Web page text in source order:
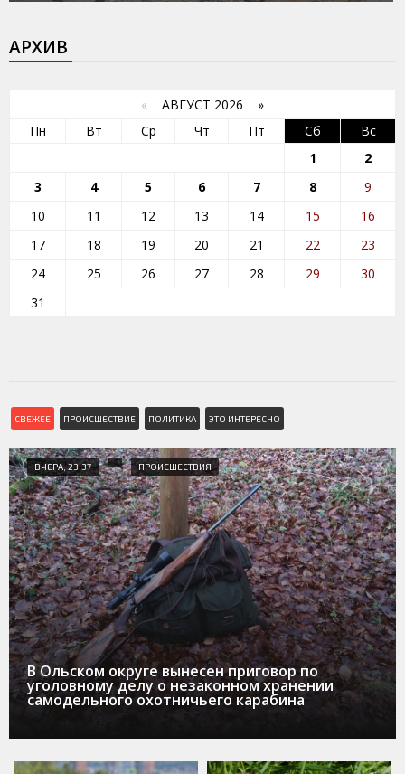
АРХИВ
« АВГУСТ 2026 »
Пн
Вт Ср Чт Пт Сб
Вс
1
2
3
4 5 6 7 8
9
10
11 12 13 14 15
16
17
18 19 20 21 22
23
24
25 26 27 28 29
30
31
СВЕЖЕЕ ПРОИСШЕСТВИЕ ПОЛИТИКА ЭТО ИНТЕРЕСНО
ВЧЕРА, 23:37 ПРОИСШЕСТВИЯ
В Ольском округе вынесен приговор по
уголовному делу о незаконном хранении
самодельного охотничьего карабина